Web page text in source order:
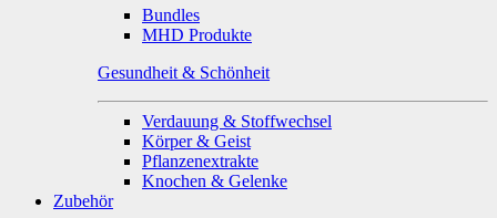
Bundles
MHD Produkte
Gesundheit & Schönheit
Verdauung & Stoffwechsel
Körper & Geist
Pflanzenextrakte
Knochen & Gelenke
Zubehör